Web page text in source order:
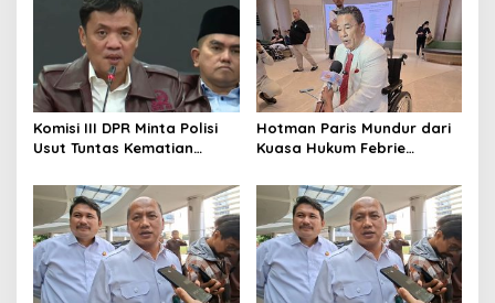
Komisi III DPR Minta Polisi
Usut Tuntas Kematian
Hotman Paris Mundur dari
Kuasa Hukum Febrie